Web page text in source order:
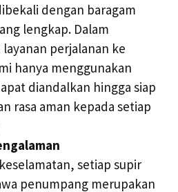
dengan baragam
lengkap. Dalam
perjalanan ke
hanya menggunakan
diandalkan hingga siap
rasa aman kepada setiap
setiap supir
penumpang merupakan